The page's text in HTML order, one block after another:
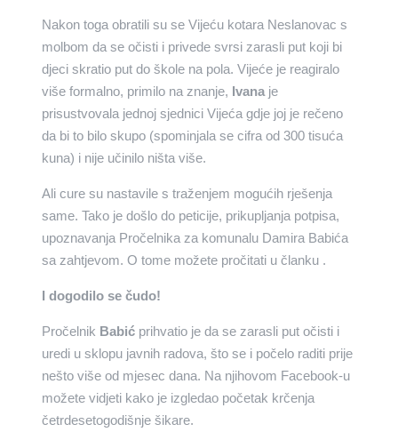
Nakon toga obratili su se Vijeću kotara Neslanovac s
molbom da se očisti i privede svrsi zarasli put koji bi
djeci skratio put do škole na pola. Vijeće je reagiralo
više formalno, primilo na znanje, Ivanaje
prisustvovala jednoj sjednici Vijeća gdje joj je rečeno
da bi to bilo skupo (spominjala se cifra od 300 tisuća
kuna) i nije učinilo ništa više.
Ali cure su nastavile s traženjem mogućih rješenja
same. Tako je došlo do peticije, prikupljanja potpisa,
upoznavanja Pročelnika za komunalu Damira Babića
sa zahtjevom. O tome možete pročitati u članku .
I dogodilo se čudo!
Pročelnik Babićprihvatio je da se zarasli put očisti i
uredi u sklopu javnih radova, što se i počelo raditi prije
nešto više od mjesec dana. Na njihovom Facebook-u
možete vidjeti kako je izgledao početak krčenja
četrdesetogodišnje šikare.